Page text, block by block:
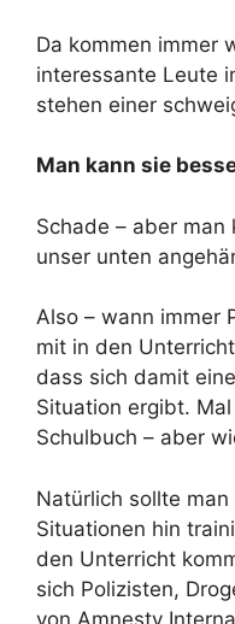
Da kommen immer
interessante Leute
stehen einer
Man kann sie
Schade – aber
unser unten
Also – wann immer
mit in den
dass sich damit
Situation ergibt.
Schulbuch – aber
Natürlich sollte
Situationen hin
den Unterricht
sich Polizisten,
von Amnesty